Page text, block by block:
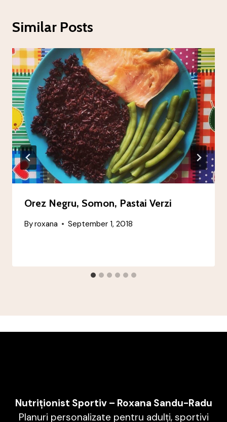
Similar Posts
Orez Negru, Somon, Pastai Verzi
Byroxana September 1, 2018
Nutriționist Sportiv – Roxana Sandu-Radu
Planuri personalizate pentru adulți, sportivi